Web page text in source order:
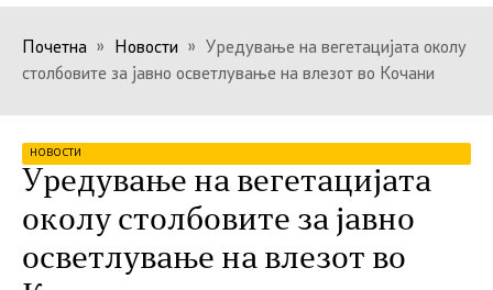
Почетна » Новости »
Уредување на вегетацијата околу
столбовите за јавно осветлување на влезот во Кочани
НОВОСТИ
Уредување на вегетацијата
околу столбовите за јавно
осветлување на влезот во